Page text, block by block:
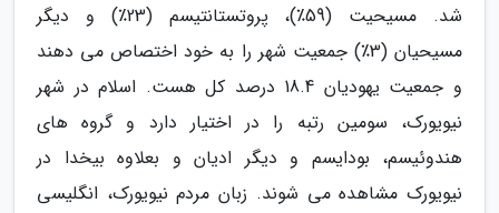
شد. مسیحیت (59٪)، پروتستانتیسم (23٪) و دیگر
مسیحیان (3٪) جمعیت شهر را به خود اختصاص می دهند
و جمعیت یهودیان 18.4 درصد کل هست. اسلام در شهر
نیویورک، سومین رتبه را در اختیار دارد و گروه های
هندوئیسم، بودایسم و دیگر ادیان و بعلاوه بیخدا در
نیویورک مشاهده می شوند. زبان مردم نیویورک، انگلیسی